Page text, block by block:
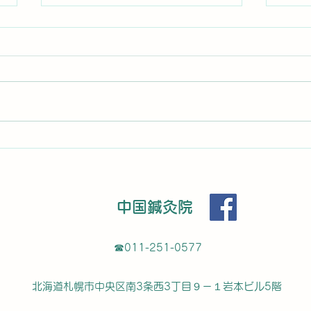
暑くても汗をかけない症状がひど
また同時に生理痛も相談して鍼を
なり
メン
めて
中国鍼灸院
☎︎011-251-0577
北海道札幌市中央区南3条西3丁目９－１岩本ビル5階